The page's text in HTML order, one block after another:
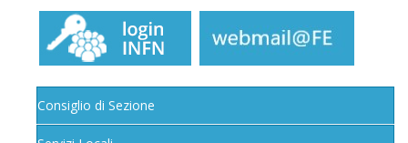
Consiglio di Sezione